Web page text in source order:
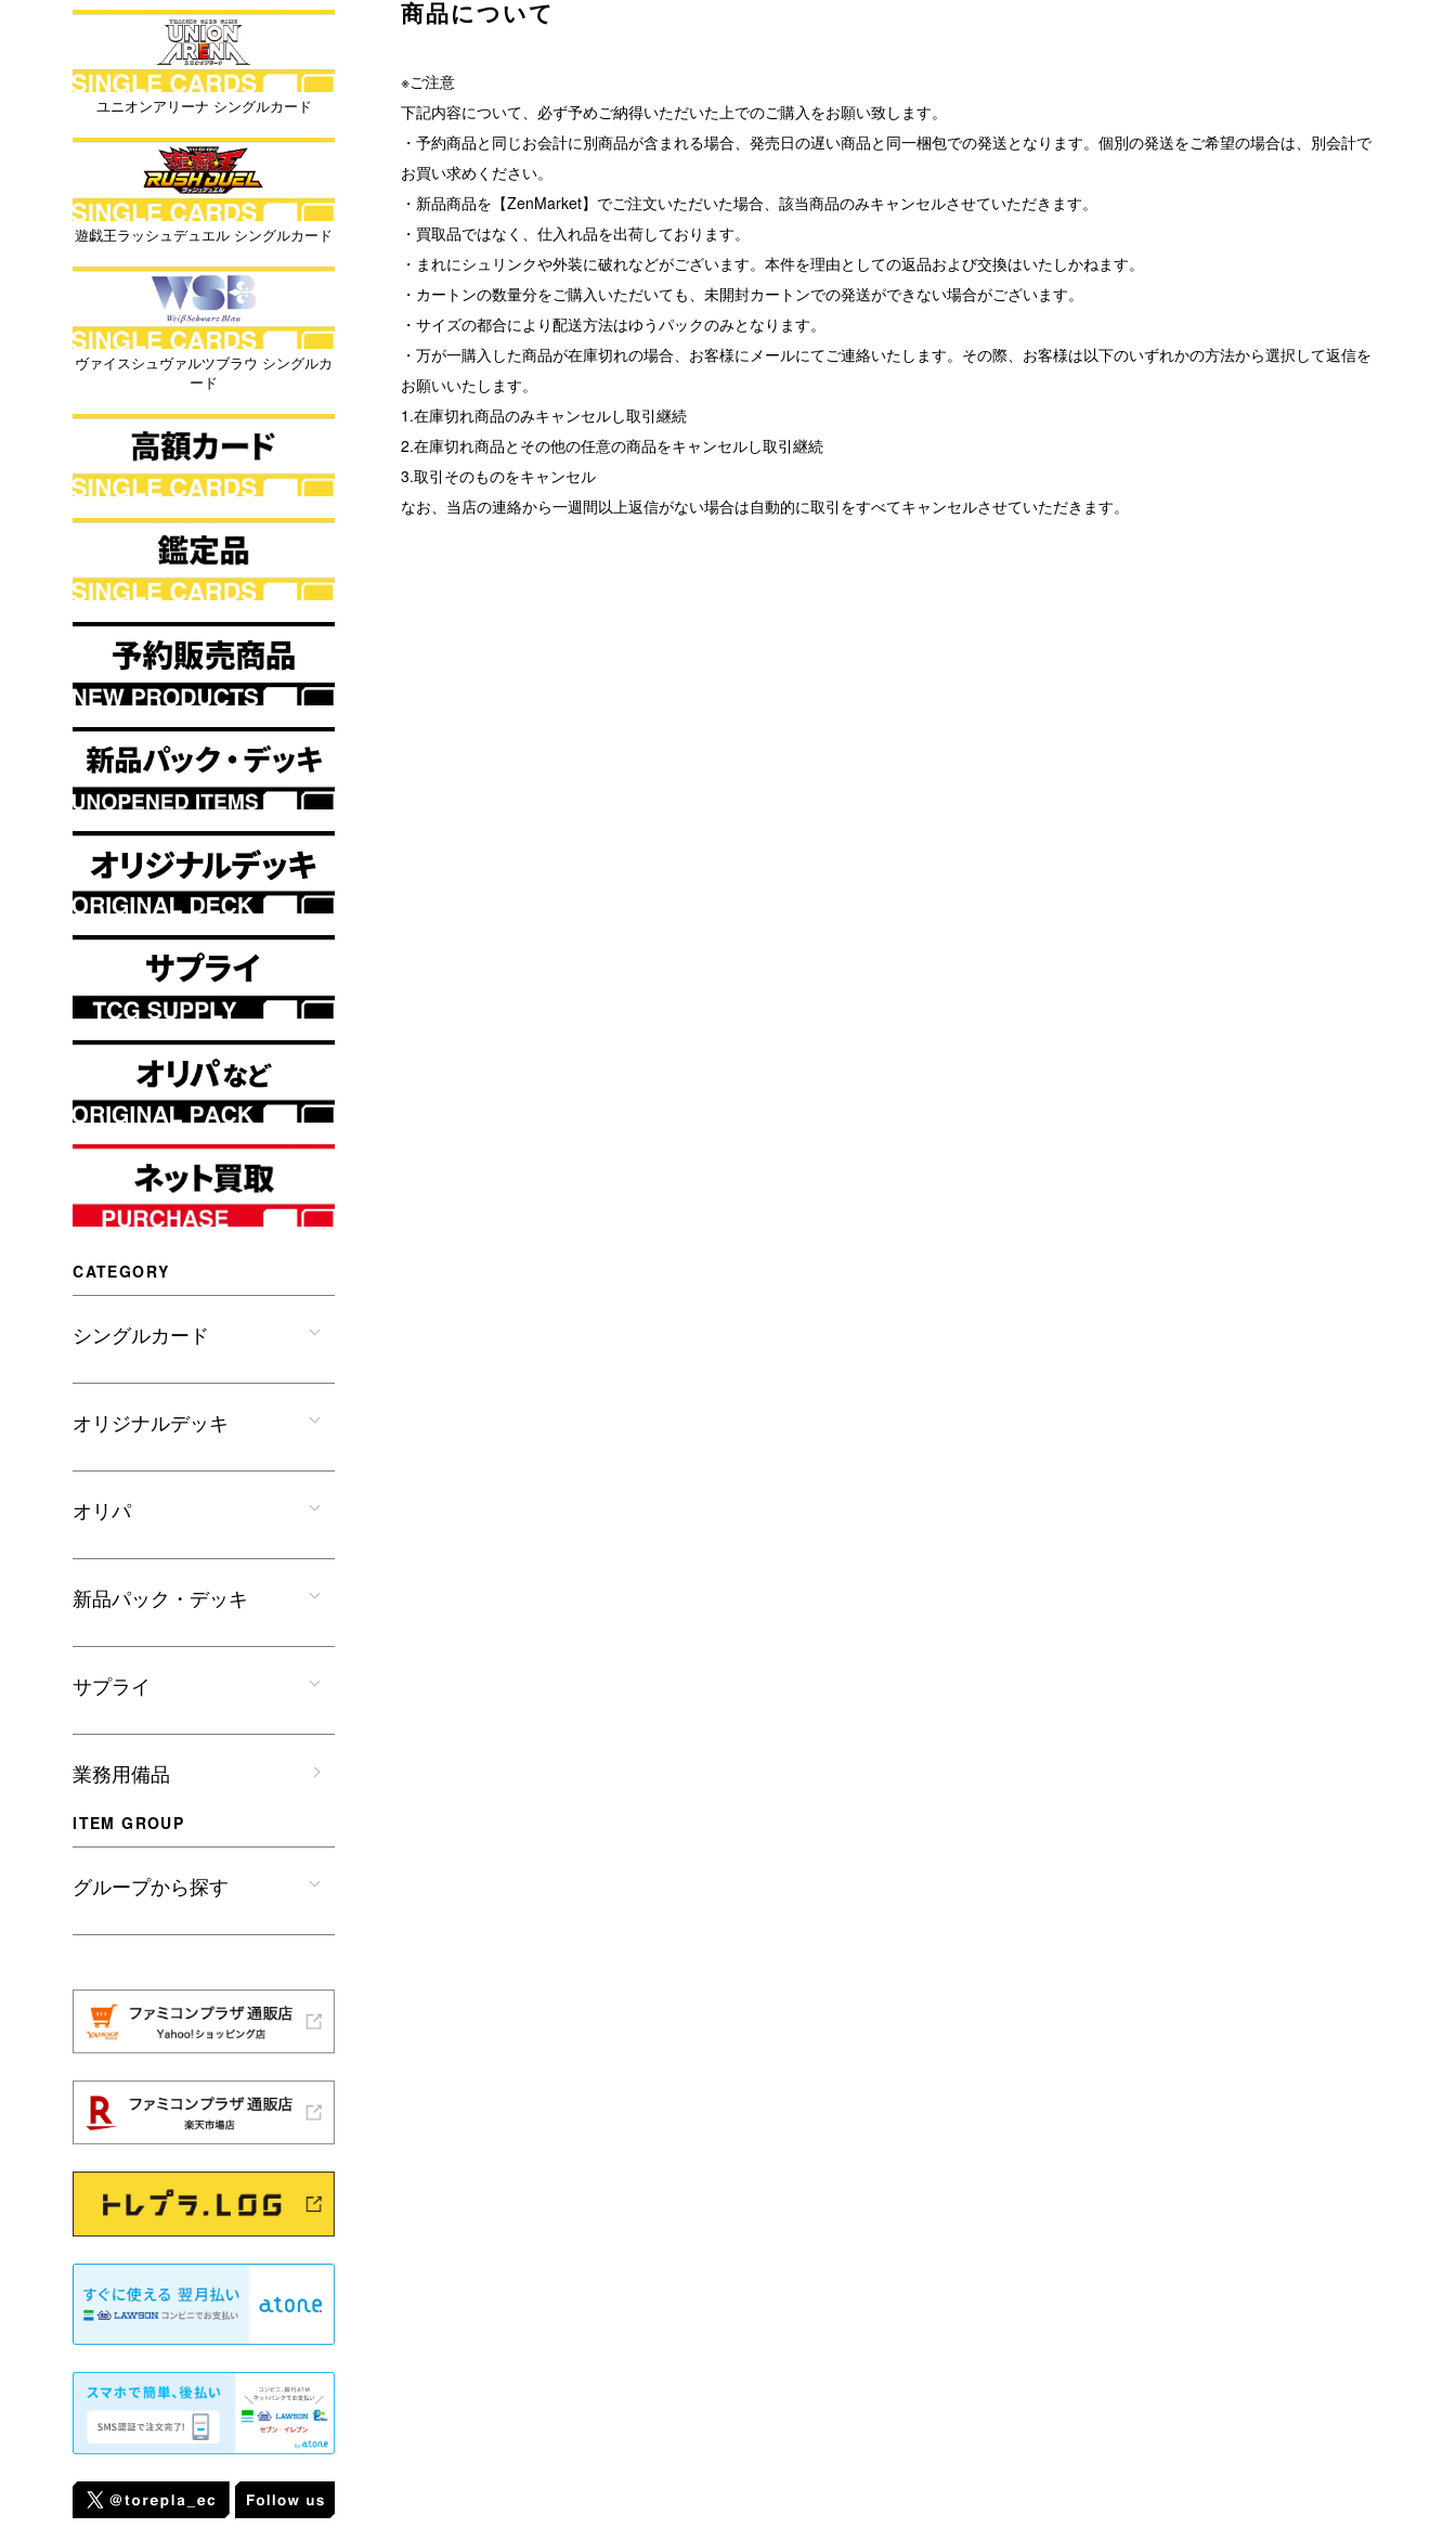
商品について
※ご注意
下記内容について、必ず予めご納得いただいた上でのご購入をお願い致します。
・予約商品と同じお会計に別商品が含まれる場合、発売日の遅い商品と同一梱包での発送となります。個別の発送をご希望の場合は、別会計で
お買い求めください。
・新品商品を【ZenMarket】でご注文いただいた場合、該当商品のみキャンセルさせていただきます。
・買取品ではなく、仕入れ品を出荷しております。
・まれにシュリンクや外装に破れなどがございます。本件を理由としての返品および交換はいたしかねます。
・カートンの数量分をご購入いただいても、未開封カートンでの発送ができない場合がございます。
・サイズの都合により配送方法はゆうパックのみとなります。
・万が一購入した商品が在庫切れの場合、お客様にメールにてご連絡いたします。その際、お客様は以下のいずれかの方法から選択して返信を
お願いいたします。
1.在庫切れ商品のみキャンセルし取引継続
2.在庫切れ商品とその他の任意の商品をキャンセルし取引継続
3.取引そのものをキャンセル
なお、当店の連絡から一週間以上返信がない場合は自動的に取引をすべてキャンセルさせていただきます。
ユニオンアリーナ シングルカード
遊戯王ラッシュデュエル シングルカード
ヴァイスシュヴァルツブラウ シングルカ
ード
CATEGORY
シングルカード
オリジナルデッキ
オリパ
新品パック・デッキ
サプライ
業務用備品
ITEM GROUP
グループから探す